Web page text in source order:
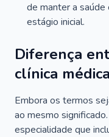
de manter a saúde
estágio inicial.
Diferença
clínica médica
Embora os termos
ao mesmo
especialidade que